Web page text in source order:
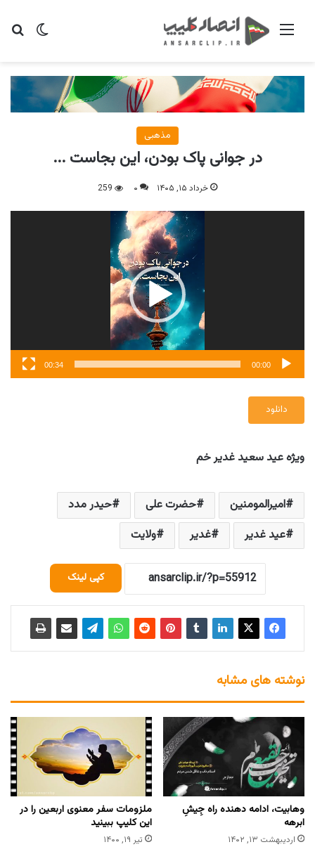
تغییر منو
مذهبی
در جوانی پاک بودن، این بجاست ..‌.
خرداد ۱۵, ۱۴۰۵ ۰ 259
نمایشگر
00:00
00:34
دانلود
ویژه عید سعید غدیر خم
امیرالمومنین حضرت علی
حیدر مدد
عید غدیر
غدیر ولایت
کپی لینک
نوشته های مشابه
وهابیت، ادامه دهنده راه جِیشِ
ابرهه
اردیبهشت ۱۳, ۱۴۰۲
ملزومات سفر معنوی اربعین را در
این کلیپ ببینید
تیر ۱۹, ۱۴۰۰